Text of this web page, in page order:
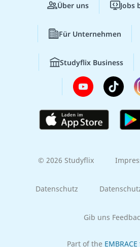
Über uns Jobs
Für Unternehmen
Studyflix Business
© 2026 Studyflix
Datenschutz
Gib uns
Part of the